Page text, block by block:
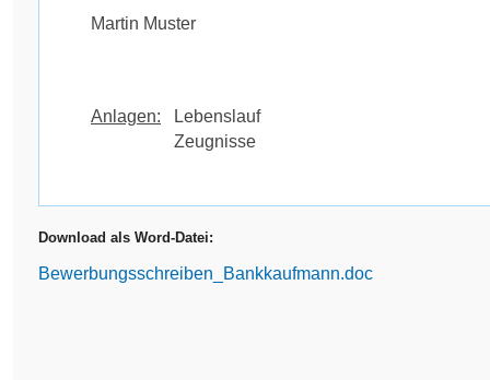
Martin Muster
Anlagen:
Lebenslauf
Zeugnisse
Download als Word-Datei:
Bewerbungsschreiben_Bankkaufmann.doc